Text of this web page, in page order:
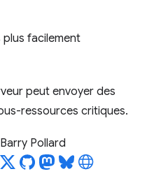
plus facilement
peut envoyer des
ressources critiques.
Barry Pollard